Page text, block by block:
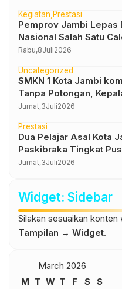
Kegiatan Prestasi
Pemprov Jambi Lepas
Nasional Salah Satu
JAMBI
Rabu,8Juli2026
Uncategorized
SMKN 1 Kota Jambi
Tanpa Potongan,
S.Pd., M.Pd : PIP Hak
Jumat,3Juli2026
Prestasi
Dua Pelajar Asal Kota
Paskibraka Tingkat
Jumat,3Juli2026
Widget: Sidebar
Silakan sesuaikan
Tampilan → Widget.
March 2026
M T W T F S
S